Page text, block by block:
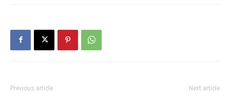
Previous article Next article